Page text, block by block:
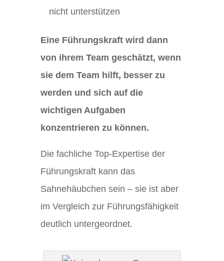
nicht unterstützen
Eine Führungskraft wird dann
von ihrem Team geschätzt, wenn
sie dem Team hilft, besser zu
werden und sich auf die
wichtigen Aufgaben
konzentrieren zu können.
Die fachliche Top-Expertise der
Führungskraft kann das
Sahnehäubchen sein – sie ist aber
im Vergleich zur Führungsfähigkeit
deutlich untergeordnet.